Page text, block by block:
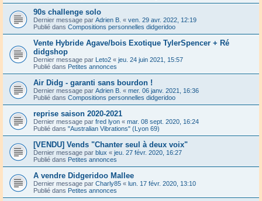
90s challenge solo
Dernier message par Adrien B. « ven. 29 avr. 2022, 12:19
Publié dans Compositions personnelles didgeridoo
Vente Hybride Agave/bois Exotique TylerSpencer + Ré
didgshop
Dernier message par Leto2 « jeu. 24 juin 2021, 15:57
Publié dans Petites annonces
Air Didg - garanti sans bourdon !
Dernier message par Adrien B. « mer. 06 janv. 2021, 16:36
Publié dans Compositions personnelles didgeridoo
reprise saison 2020-2021
Dernier message par fred lyon « mar. 08 sept. 2020, 16:24
Publié dans "Australian Vibrations" (Lyon 69)
[VENDU] Vends "Chanter seul à deux voix"
Dernier message par blux « jeu. 27 févr. 2020, 16:27
Publié dans Petites annonces
A vendre Didgeridoo Mallee
Dernier message par Charly85 « lun. 17 févr. 2020, 13:10
Publié dans Petites annonces